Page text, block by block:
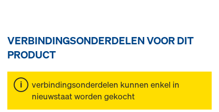
VERBINDINGSONDERDELEN VOOR DIT
PRODUCT
verbindingsonderdelen kunnen enkel in
nieuwstaat worden gekocht